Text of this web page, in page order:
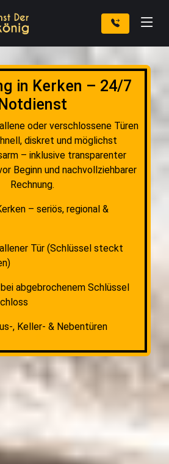
in Kerken – 24/7
Notdienst
oder verschlossene Türen
diskret und möglichst
– inklusive transparenter
Beginn und nachvollziehbarer
Rechnung.
– seriös, regional &
Tür (Schlüssel steckt
abgebrochenem Schlüssel
, Keller- & Nebentüren